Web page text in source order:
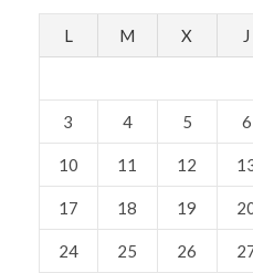
L M X J
3 4 5 6
10 11 12
17 18 19
24 25 26